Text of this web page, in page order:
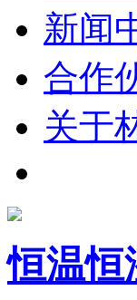
新闻
合作
关于
恒温恒